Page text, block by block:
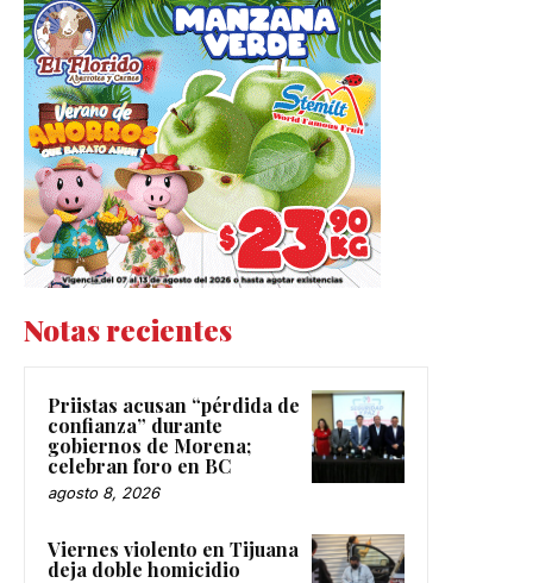
Notas recientes
Priistas acusan “pérdida de
confianza” durante
gobiernos de Morena;
celebran foro en BC
agosto 8, 2026
Viernes violento en Tijuana
deja doble homicidio